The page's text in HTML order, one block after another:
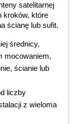
satelitarnej
kroków, które
ścianę lub sufit.
średnicy,
mocowaniem,
ścianie lub
liczby
z wieloma